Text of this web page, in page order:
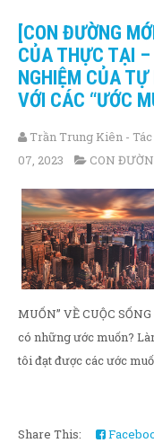
[CON ĐƯỜNG
CỦA THỰC TẠI
NGHIỆM CỦA
VỚI CÁC “ƯỚC
Trần Trung Kiên -
07, 2023
CON
MUỐN” VỀ CUỘC
có những ước muốn?
tôi đạt được các ước
Share This: